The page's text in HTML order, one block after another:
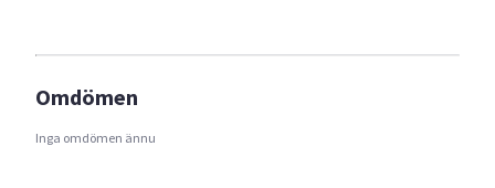
Omdömen
Inga omdömen ännu